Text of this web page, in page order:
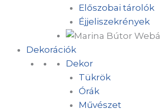
Előszobai tárolók
Éjjeliszekrények
Dekorációk
Dekor
Tükrök
Órák
Művészet